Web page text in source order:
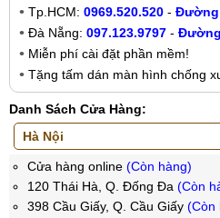
Tp.HCM: 0969.520.520 -
Đà Nẵng: 097.123.9797 -
Miễn phí cài đặt phần mềm!
Tặng tấm dán màn hình chống
Danh Sách Cửa Hàng:
Cửa hàng online (Còn hàng)
120 Thái Hà, Q. Đống Đa (Còn
398 Cầu Giấy, Q. Cầu Giấy (Còn